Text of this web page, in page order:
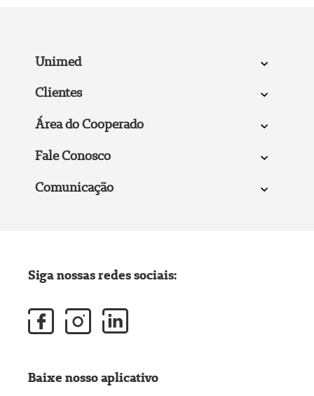
Unimed
Clientes
Área do Cooperado
Fale Conosco
Comunicação
Siga nossas redes sociais:
Baixe nosso aplicativo